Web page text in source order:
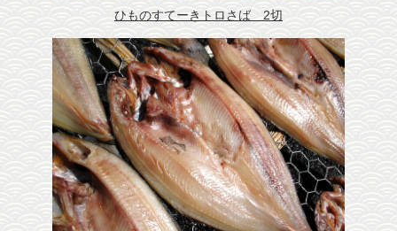
沼津おすすめ飲食店
沼津観光魅力スポット
リンク
団体様用予約フォーム
ひものすてーきトロさば 2切